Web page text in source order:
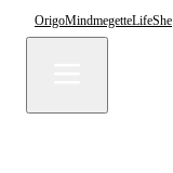
OrigoMindmegetteLifeShe